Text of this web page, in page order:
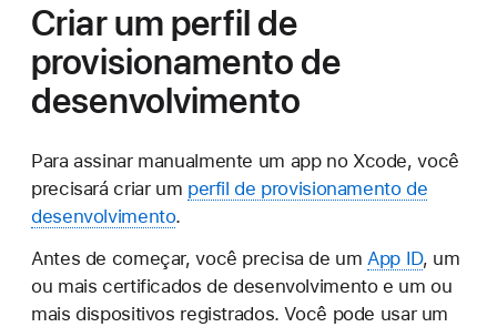
Criar um perfil de
provisionamento de
desenvolvimento
Para assinar manualmente um app no Xcode, você
precisará criar um perfil de provisionamento de
desenvolvimento.
Antes de começar, você precisa de umApp ID, um
ou mais certificados de desenvolvimento e um ou
mais dispositivos registrados. Você pode usar um